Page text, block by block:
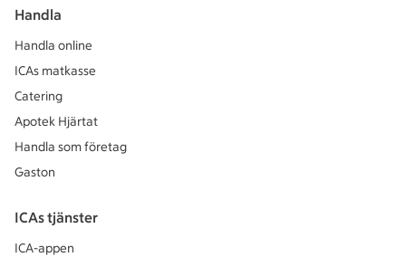
Handla
Handla online
ICAs matkasse
Catering
Apotek Hjärtat
Handla som företag
Gaston
ICAs tjänster
ICA-appen